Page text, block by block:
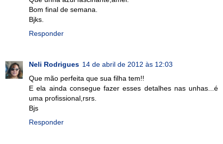
Bom final de semana.
Bjks.
Responder
Neli Rodrigues 14 de abril de 2012 às 12:03
Que mão perfeita que sua filha tem!!
E ela ainda consegue fazer esses detalhes nas unhas...é
uma profissional,rsrs.
Bjs
Responder